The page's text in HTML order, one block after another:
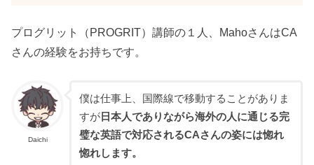
プログリット（PROGRIT）講師の１人、MahoさんはCA
さんの経験をお持ちです。
Daichi
僕は仕事上、国際線で移動することがありま
すが日本人でありながら海外の人に通じる完
璧な英語で対応されるCAさんの姿には惚れ
惚れします。